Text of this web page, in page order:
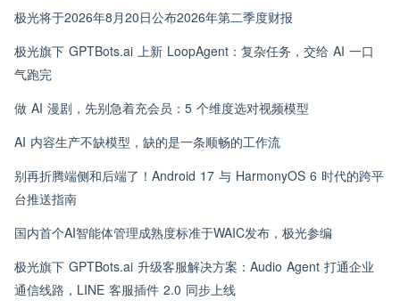
极光将于2026年8月20日公布2026年第二季度财报
极光旗下 GPTBots.ai 上新 LoopAgent：复杂任务，交给 AI 一口
气跑完
做 AI 漫剧，先别急着充会员：5 个维度选对视频模型
AI 内容生产不缺模型，缺的是一条顺畅的工作流
别再折腾端侧和后端了！Android 17 与 HarmonyOS 6 时代的跨平
台推送指南
国内首个AI智能体管理成熟度标准于WAIC发布，极光参编
极光旗下 GPTBots.ai 升级客服解决方案：Audio Agent 打通企业
通信线路，LINE 客服插件 2.0 同步上线